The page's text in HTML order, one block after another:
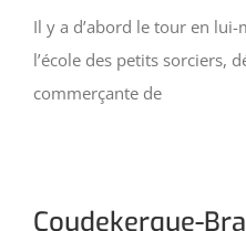
Il y a d’abord le tour en
l’école des petits sorciers,
commerçante de
Coudekerque-